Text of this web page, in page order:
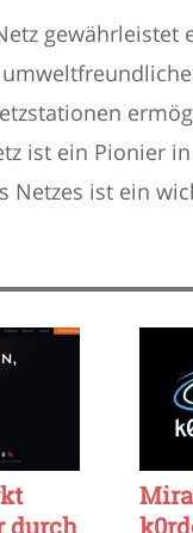
gewährleistet
ist ein Pionier
ist ein
durch